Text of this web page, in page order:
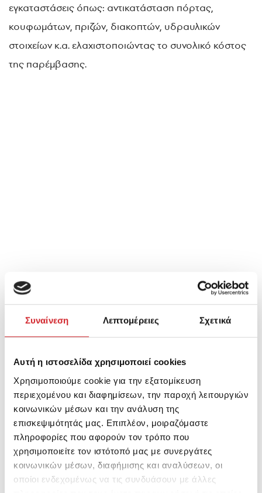
Συναίνεση Λεπτομέρειες Σχετικά
Αυτή η ιστοσελίδα χρησιμοποιεί cookies
Χρησιμοποιούμε cookie για την εξατομίκευση
περιεχομένου και διαφημίσεων, την παροχή λειτουργιών
κοινωνικών μέσων και την ανάλυση της
επισκεψιμότητάς μας. Επιπλέον, μοιραζόμαστε
πληροφορίες που αφορούν τον τρόπο που
χρησιμοποιείτε τον ιστότοπό μας με συνεργάτες
κοινωνικών μέσων, διαφήμισης και αναλύσεων, οι
οποίοι ενδεχομένως να τις συνδυάσουν με άλλες
εγκαταστάσεις όπως: αντικατάσταση πόρτας,
κουφωμάτων, πριζών, διακοπτών, υδραυλικών
στοιχείων κ.α. ελαχιστοποιώντας το συνολικό κόστος
της παρέμβασης.
Πώς να το χρησιμοποιήσετε
Προετοιμασiα
Καθάρισμα & Αποθήκευση
Θα πρέπει το υπόστρωμα εφαρμογής του
συστήματος διακοσμητικής επικάλυψης
τεχνοτροπίας πατητής τσιμεντοκονίας Arterra
Patiti να είναι: καθαρό, σταθερό, συμπαγές, χωρίς
λιμνάζοντα νερά, σκόνες, λάδια, ασβέστη, πίσσες